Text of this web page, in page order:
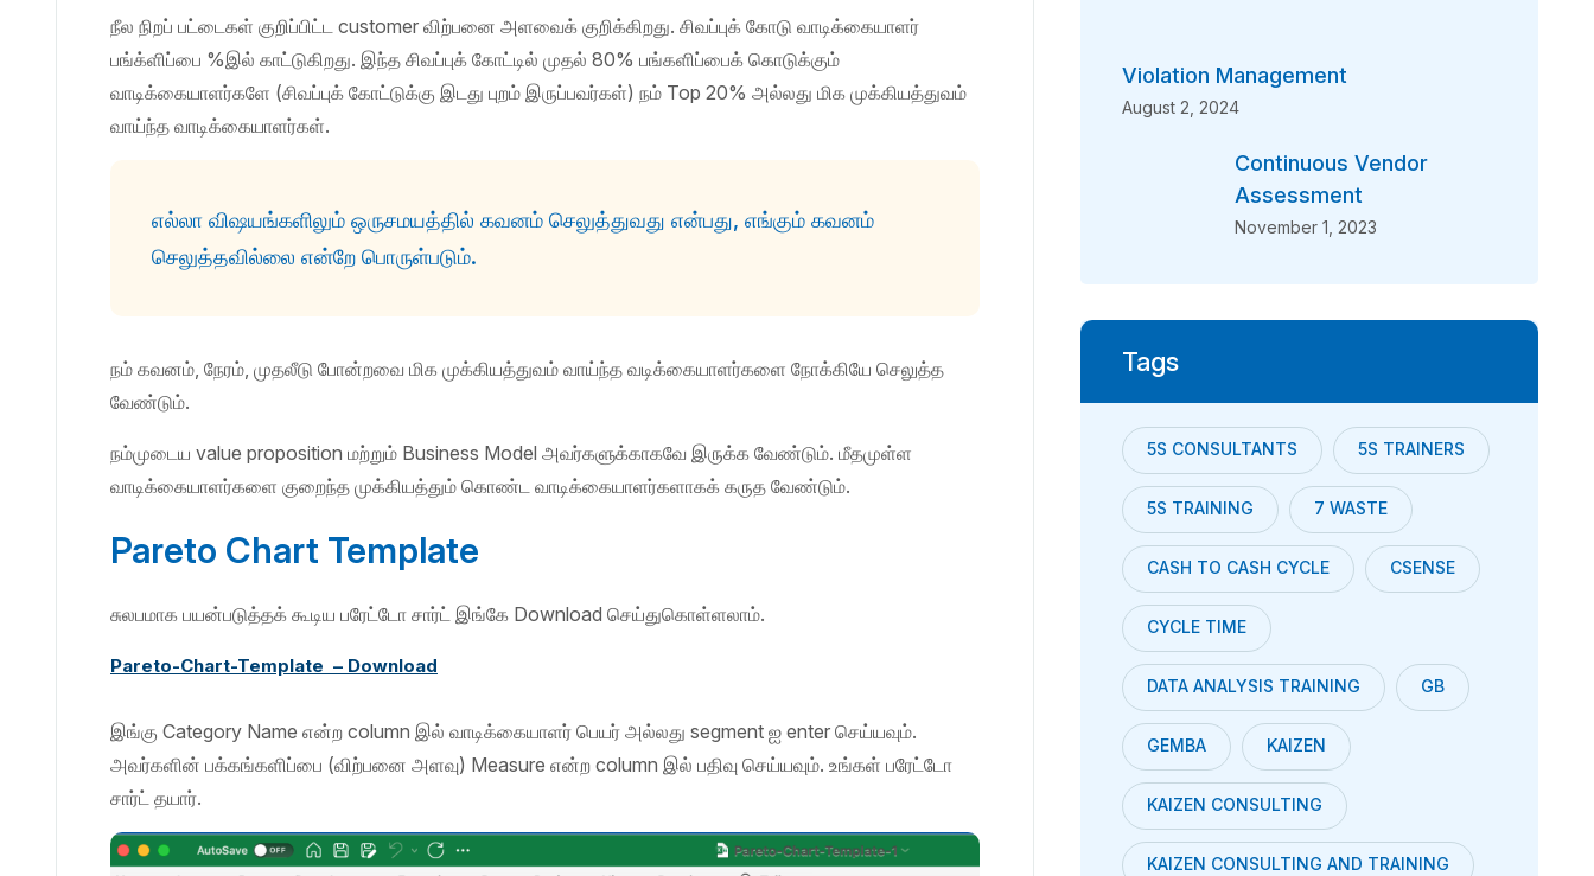
நீல நிறப் பட்டைகள் குறிப்பிட்ட customer விற்பனை அளவைக் குறிக்கிறது. சிவப்புக் கோடு வாடிக்கையாளர்
பங்க்ளிப்பை %இல் காட்டுகிறது. இந்த சிவப்புக் கோட்டில் முதல் 80% பங்களிப்பைக் கொடுக்கும்
வாடிக்கையாளர்களே (சிவப்புக் கோட்டுக்கு இடது புறம் இருப்பவர்கள்) நம் Top 20% அல்லது மிக முக்கியத்துவம்
வாய்ந்த வாடிக்கையாளர்கள்.
எல்லா விஷயங்களிலும் ஒருசமயத்தில் கவனம் செலுத்துவது என்பது, எங்கும் கவனம்
செலுத்தவில்லை என்றே பொருள்படும்.
நம் கவனம், நேரம், முதலீடு போன்றவை மிக முக்கியத்துவம் வாய்ந்த வடிக்கையாளர்களை நோக்கியே செலுத்த
வேண்டும்.
நம்முடைய value proposition மற்றும் Business Model அவர்களுக்காகவே இருக்க வேண்டும். மீதமுள்ள
வாடிக்கையாளர்களை குறைந்த முக்கியத்தும் கொண்ட வாடிக்கையாளர்களாகக் கருத வேண்டும்.
Pareto Chart Template
சுலபமாக பயன்படுத்தக் கூடிய பரேட்டோ சார்ட் இங்கே Download செய்துகொள்ளலாம்.
Pareto-Chart-Template – Download
இங்கு Category Name என்ற column இல் வாடிக்கையாளர் பெயர் அல்லது segment ஐ enter செய்யவும்.
அவர்களின் பக்கங்களிப்பை (விற்பனை அளவு) Measure என்ற column இல் பதிவு செய்யவும். உங்கள் பரேட்டோ
சார்ட் தயார்.
Violation Management
August 2, 2024
Continuous Vendor
Assessment
November 1, 2023
Tags
5S CONSULTANTS 5S TRAINERS
5S TRAINING 7 WASTE
CASH TO CASH CYCLE CSENSE
CYCLE TIME
DATA ANALYSIS TRAINING GB
GEMBA KAIZEN
KAIZEN CONSULTING
KAIZEN CONSULTING AND TRAINING